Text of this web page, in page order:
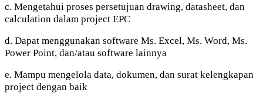
c. Mengetahui proses persetujuan drawing, datasheet, dan
calculation dalam project EPC
d. Dapat menggunakan software Ms. Excel, Ms. Word, Ms.
Power Point, dan/atau software lainnya
e. Mampu mengelola data, dokumen, dan surat kelengkapan
project dengan baik